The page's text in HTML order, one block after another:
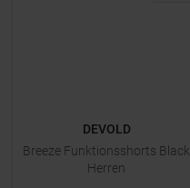
DEVOLD
Breeze Funktionsshorts Black
Herren